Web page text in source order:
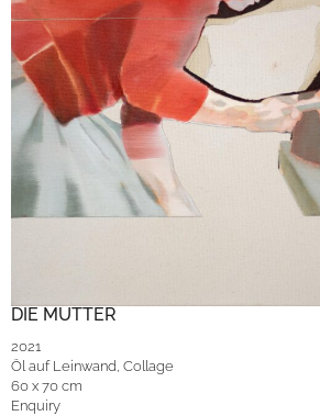
DIE MUTTER
2021
Öl auf Leinwand, Collage
60 x 70 cm
Enquiry